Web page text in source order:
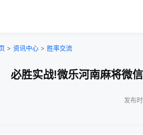
> 资讯中心 > 胜率交流
必胜实战!微乐河南麻将微
发布